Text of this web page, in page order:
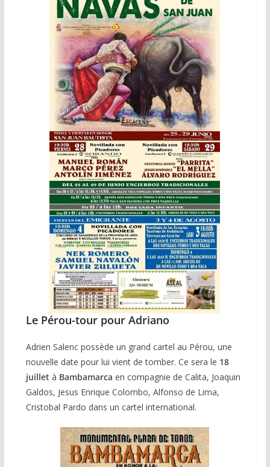
Le Pérou-tour pour Adriano
Adrien Salenc possède un grand cartel au Pérou, une
nouvelle date pour lui vient de tomber. Ce sera le 18
juillet à Bambamarca en compagnie de Calita, Joaquin
Galdos, Jesus Enrique Colombo, Alfonso de Lima,
Cristobal Pardo dans un cartel international.